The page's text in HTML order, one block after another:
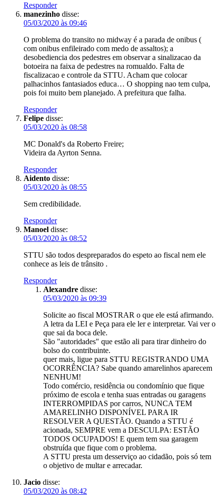
Responder
manezinho disse:
05/03/2020 às 09:46
O problema do transito no midway é a parada de onibus (
com onibus enfileirado com medo de assaltos); a
desobediencia dos pedestres em observar a sinalizacao da
botoeira na faixa de pedestres na romualdo. Falta de
fiscalizacao e controle da STTU. Acham que colocar
palhacinhos fantasiados educa… O shopping nao tem culpa,
pois foi muito bem planejado. A prefeitura que falha.
Responder
Felipe disse:
05/03/2020 às 08:58
MC Donald's da Roberto Freire;
Videira da Ayrton Senna.
Responder
Aidento disse:
05/03/2020 às 08:55
Sem credibilidade.
Responder
Manoel disse:
05/03/2020 às 08:52
STTU são todos despreparados do espeto ao fiscal nem ele
conhece as leis de trânsito .
Responder
Alexandre disse:
05/03/2020 às 09:39
Solicite ao fiscal MOSTRAR o que ele está afirmando.
A letra da LEI e Peça para ele ler e interpretar. Vai ver o
que sai da boca dele.
São "autoridades" que estão ali para tirar dinheiro do
bolso do contribuinte.
quer mais, ligue para STTU REGISTRANDO UMA
OCORRÊNCIA? Sabe quando amarelinhos aparecem
NENHUM!
Todo comércio, residência ou condomínio que fique
próximo de escola e tenha suas entradas ou garagens
INTERROMPIDAS por carros, NUNCA TEM
AMARELINHO DISPONÍVEL PARA IR
RESOLVER A QUESTÃO. Quando a STTU é
acionada, SEMPRE vem a DESCULPA: ESTÃO
TODOS OCUPADOS! E quem tem sua garagem
obstruída que fique com o problema.
A STTU presta um desserviço ao cidadão, pois só tem
o objetivo de multar e arrecadar.
Jacio disse:
05/03/2020 às 08:42